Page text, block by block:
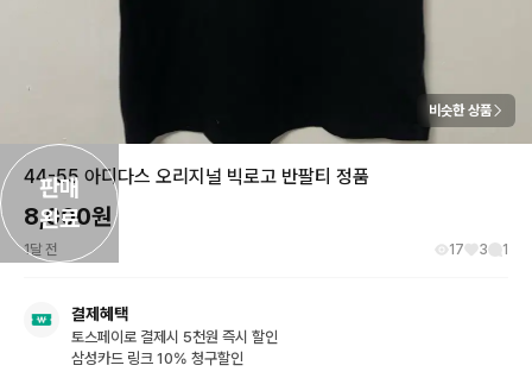
판매
완료
비슷한 상품
44-55 아디다스 오리지널 빅로고 반팔티 정품
8,000원
1달 전 17 3 1
결제혜택
토스페이로 결제시 5천원 즉시 할인
삼성카드 링크 10% 청구할인